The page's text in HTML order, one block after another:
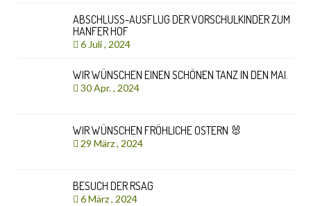
ABSCHLUSS-AUSFLUG DER VORSCHULKINDER ZUM
HANFER HOF
6 Juli , 2024
WIR WÜNSCHEN EINEN SCHÖNEN TANZ IN DEN MAI.
30 Apr. , 2024
WIR WÜNSCHEN FRÖHLICHE OSTERN 🐰
29 März , 2024
BESUCH DER RSAG
6 März , 2024